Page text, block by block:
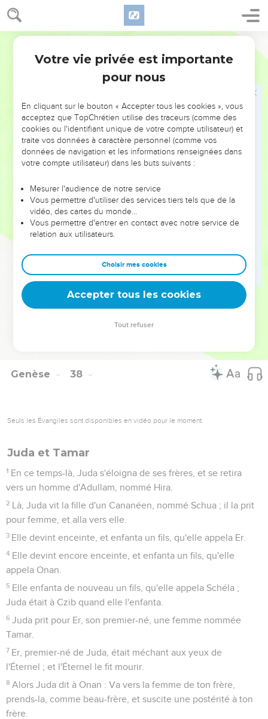
Genèse 37
Au passage des marchands madianites, ils tirèrent et firent
remonter Joseph hors de la citerne ; et ils le vendirent pour
vingt sicles d'argent aux Ismaélites, qui l'emmenèrent en
Ruben revint à la citerne ; et voici, Joseph n'était plus
dans la citerne. Il déchira ses vêtements,
moi, où irai-je ?
Ils prirent alors la tunique de Joseph ; et, ayant tué un
bouc, ils plongèrent la tunique dans le sang.
Ils envoyèrent à leur père la tunique de plusieurs couleurs,
reconnais si c'est la tunique de ton fils, ou non.
Jacob la reconnut, et dit : C'est la tunique de mon fils ! une
bête féroce l'a dévoré ! Joseph a été mis en pièces !
34
porta longtemps le deuil de son fils.
Tous ses fils et toutes ses filles vinrent pour le consoler ;
mais il ne voulut recevoir aucune consolation. Il disait : C'est
en pleurant que je descendrai vers mon fils au séjour des
Genèse 38
Seuls les Évangiles sont disponibles en vidéo pour le moment.
Juda et Tamar
1 En ce temps-là, Juda s'éloigna de ses frères, et se retira
vers un homme d'Adullam, nommé Hira.
2 Là, Juda vit la fille d'un Cananéen, nommé Schua ; il la prit
pour femme, et alla vers elle.
3 Elle devint enceinte, et enfanta un fils, qu'elle appela Er.
4 Elle devint encore enceinte, et enfanta un fils, qu'elle
appela Onan.
5 Elle enfanta de nouveau un fils, qu'elle appela Schéla ;
Juda était à Czib quand elle l'enfanta.
6 Juda prit pour Er, son premier-né, une femme nommée
Tamar.
7 Er, premier-né de Juda, était méchant aux yeux de
l'Éternel ; et l'Éternel le fit mourir.
8 Alors Juda dit à Onan : Va vers la femme de ton frère,
prends-la, comme beau-frère, et suscite une postérité à ton
frère.
Votre vie privée est importante
pour nous
En cliquant sur le bouton « Accepter tous les cookies », vous
acceptez que TopChrétien utilise des traceurs (comme des
cookies ou l'identifiant unique de votre compte utilisateur) et
traite vos données à caractère personnel (comme vos
données de navigation et les informations renseignées dans
votre compte utilisateur) dans les buts suivants :
Mesurer l'audience de notre service
Vous permettre d'utiliser des services tiers tels que de la
vidéo, des cartes du monde…
Vous permettre d'entrer en contact avec notre service de
relation aux utilisateurs.
Choisir mes cookies
Accepter tous les cookies
Tout refuser